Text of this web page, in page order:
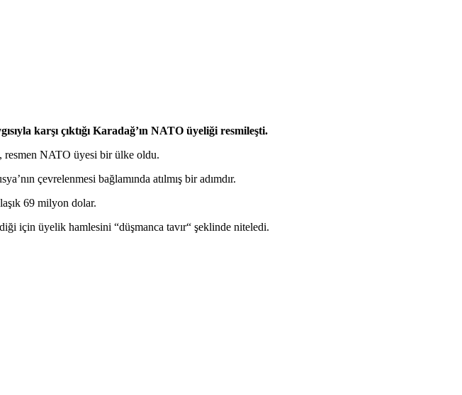
karşı çıktığı Karadağ’ın NATO üyeliği resmileşti.
resmen NATO üyesi bir ülke oldu.
çevrelenmesi bağlamında atılmış bir adımdır.
69 milyon dolar.
için üyelik hamlesini “düşmanca tavır“ şeklinde niteledi.